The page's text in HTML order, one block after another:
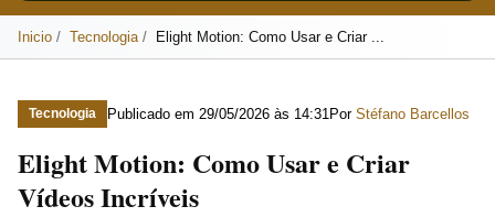
Inicio Tecnologia Elight Motion: Como Usar e Criar ...
Tecnologia Publicado em 29/05/2026 às 14:31 Por Stéfano Barcellos
Elight Motion: Como Usar e Criar
Vídeos Incríveis